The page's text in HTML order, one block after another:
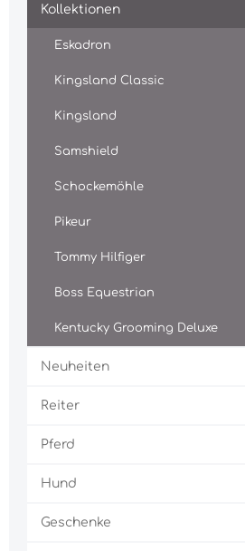
Kollektionen
Eskadron
Kingsland Classic
Kingsland
Samshield
Schockemöhle
Pikeur
Tommy Hilfiger
Boss Equestrian
Kentucky Grooming Deluxe
Neuheiten
Reiter
Pferd
Hund
Geschenke